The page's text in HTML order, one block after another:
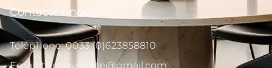
Contactez-nous
Téléphone: 0033 (0)623858810
Email: thetravertine@gmail.com